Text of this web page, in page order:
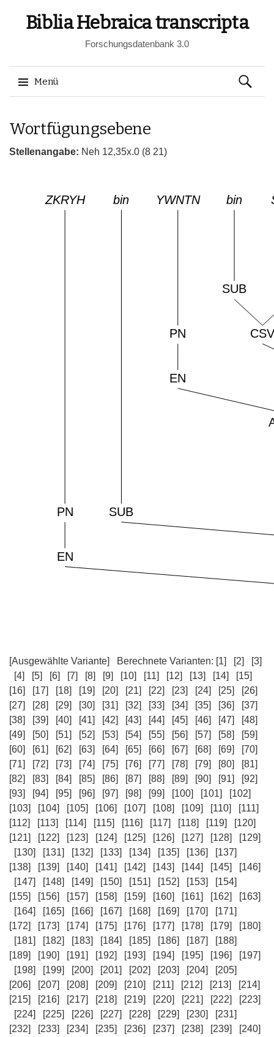
Biblia Hebraica transcripta
Forschungsdatenbank 3.0
Menü
zum
Suchen
nach:
Wortfügungsebene
Stellenangabe: Neh 12,35x.0 (8 21)
[Ausgewählte Variante] Berechnete Varianten: [1] [2]
[3]
[4]
[5] [6] [7] [8] [9] [10] [11] [12] [13] [14]
[15]
[16]
[17] [18] [19] [20] [21] [22] [23] [24] [25]
[26]
[27]
[28] [29] [30] [31] [32] [33] [34] [35] [36]
[37]
[38]
[39] [40] [41] [42] [43] [44] [45] [46] [47]
[48]
[49]
[50] [51] [52] [53] [54] [55] [56] [57] [58]
[59]
[60]
[61] [62] [63] [64] [65] [66] [67] [68] [69]
[70]
[71]
[72] [73] [74] [75] [76] [77] [78] [79] [80]
[81]
[82]
[83] [84] [85] [86] [87] [88] [89] [90] [91]
[92]
[93]
[94] [95] [96] [97] [98] [99] [100] [101]
[102]
[103]
[104] [105] [106] [107] [108] [109] [110]
[111]
[112]
[113] [114] [115] [116] [117] [118] [119]
[120]
[121]
[122] [123] [124] [125] [126] [127] [128]
[129]
[130]
[131] [132] [133] [134] [135] [136]
[137]
[138]
[139] [140] [141] [142] [143] [144] [145]
[146]
[147]
[148] [149] [150] [151] [152] [153]
[154]
[155]
[156] [157] [158] [159] [160] [161] [162]
[163]
[164]
[165] [166] [167] [168] [169] [170]
[171]
[172]
[173] [174] [175] [176] [177] [178] [179]
[180]
[181]
[182] [183] [184] [185] [186] [187]
[188]
[189]
[190] [191] [192] [193] [194] [195] [196]
[197]
[198]
[199] [200] [201] [202] [203] [204]
[205]
[206]
[207] [208] [209] [210] [211] [212] [213]
[214]
[215]
[216] [217] [218] [219] [220] [221] [222]
[223]
[224]
[225] [226] [227] [228] [229] [230]
[231]
[232]
[233] [234] [235] [236] [237] [238] [239]
[240]